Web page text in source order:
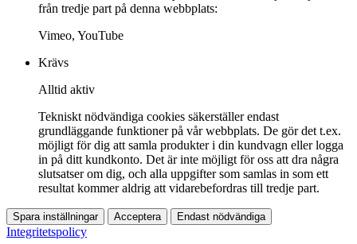
från tredje part på denna webbplats:
Vimeo, YouTube
Krävs
Alltid aktiv
Tekniskt nödvändiga cookies säkerställer endast
grundläggande funktioner på vår webbplats. De gör det t.ex.
möjligt för dig att samla produkter i din kundvagn eller logga
in på ditt kundkonto. Det är inte möjligt för oss att dra några
slutsatser om dig, och alla uppgifter som samlas in som ett
resultat kommer aldrig att vidarebefordras till tredje part.
Spara inställningar Acceptera Endast nödvändiga
Integritetspolicy